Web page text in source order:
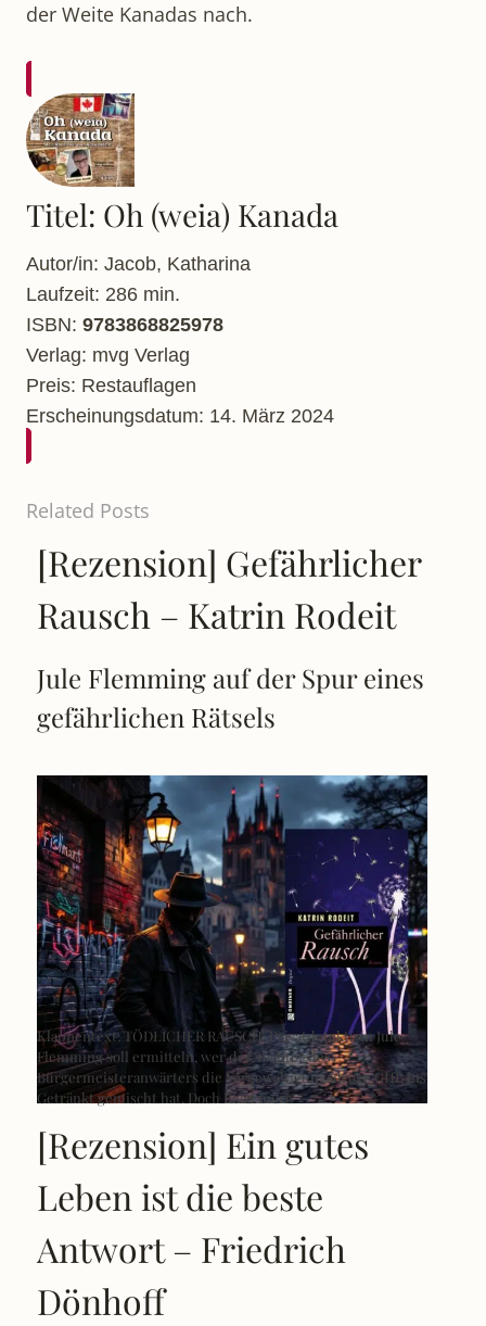
der Weite Kanadas nach.
Titel: Oh (weia) Kanada
Autor/in: Jacob, Katharina
Laufzeit: 286 min.
ISBN: 9783868825978
Verlag: mvg Verlag
Preis: Restauflagen
Erscheinungsdatum: 14. März 2024
Related Posts
[Rezension] Gefährlicher
Rausch – Katrin Rodeit
Jule Flemming auf der Spur eines
gefährlichen Rätsels
Klappentext: TÖDLICHER RAUSCH Privatdetektivin Jule
Flemming soll ermitteln, wer der Tochter des
Bürgermeisteranwärters die Vergewaltigungsdroge GHB ins
Getränkt gemischt hat. Doch Read more
[Rezension] Ein gutes
Leben ist die beste
Antwort – Friedrich
Dönhoff